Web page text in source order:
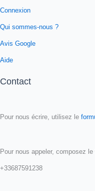
Connexion
Qui sommes-nous ?
Avis Google
Aide
Contact
Pour nous écrire, utilisez le
Pour nous appeler, composez
+33687591238